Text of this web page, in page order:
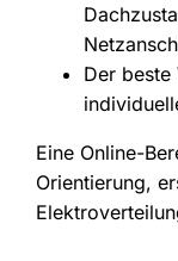
Der beste
Eine Online-
Orientierung,